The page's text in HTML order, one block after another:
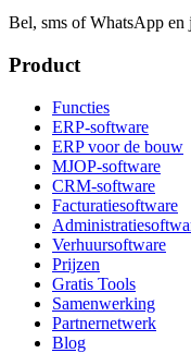
Bel, sms of WhatsApp
Product
Functies
ERP-software
ERP voor de bouw
MJOP-software
CRM-software
Facturatiesoftware
Verhuursoftware
Prijzen
Gratis Tools
Samenwerking
Partnernetwerk
Blog